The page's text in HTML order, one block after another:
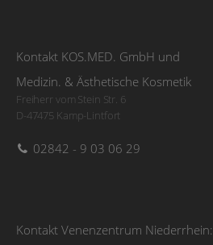
Kontakt KOS.MED. GmbH und
Medizin. & Ästhetische Kosmetik
Freiherr vom Stein Str. 6
D-47475 Kamp-Lintfort
02842 - 9 03 06 29
Kontakt Venenzentrum Niederrhein: